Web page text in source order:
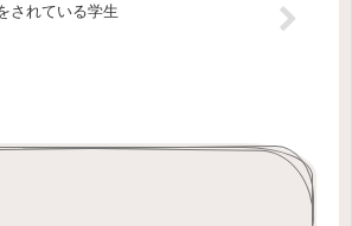
されている学生